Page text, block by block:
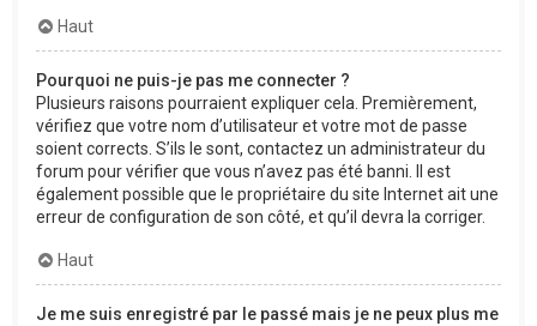
Haut
Pourquoi ne puis-je pas me connecter ?
Plusieurs raisons pourraient expliquer cela. Premièrement,
vérifiez que votre nom d’utilisateur et votre mot de passe
soient corrects. S’ils le sont, contactez un administrateur du
forum pour vérifier que vous n’avez pas été banni. Il est
également possible que le propriétaire du site Internet ait une
erreur de configuration de son côté, et qu’il devra la corriger.
Haut
Je me suis enregistré par le passé mais je ne peux plus me